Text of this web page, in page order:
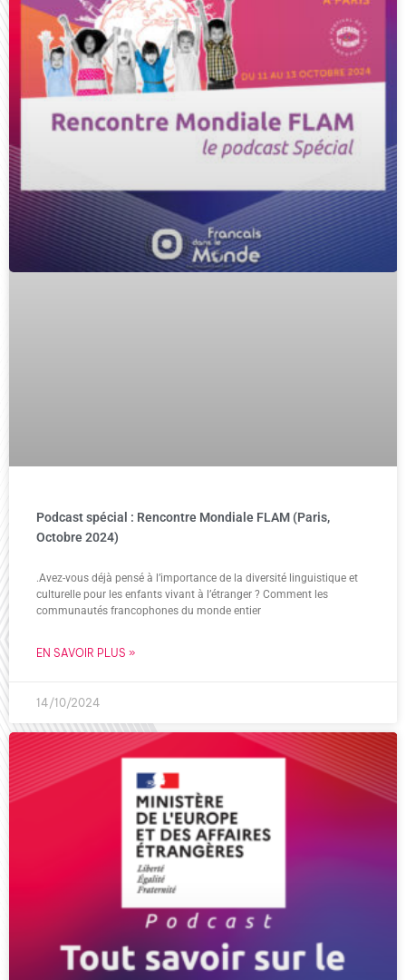
Podcast spécial : Rencontre Mondiale FLAM (Paris,
Octobre 2024)
.Avez-vous déjà pensé à l’importance de la diversité linguistique et
culturelle pour les enfants vivant à l’étranger ? Comment les
communautés francophones du monde entier
EN SAVOIR PLUS »
14/10/2024